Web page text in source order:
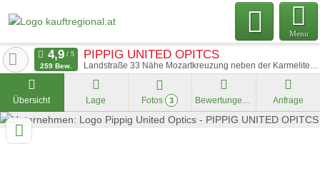
Menu
PIPPIG UNITED OPITCS
259 Bew.
Übersicht Lage Fotos 3 Bewertungen Anfrage